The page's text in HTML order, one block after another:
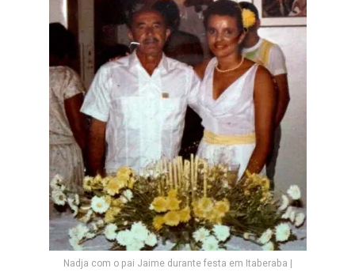
Nadja com o pai Jaime durante festa em Itaberaba |